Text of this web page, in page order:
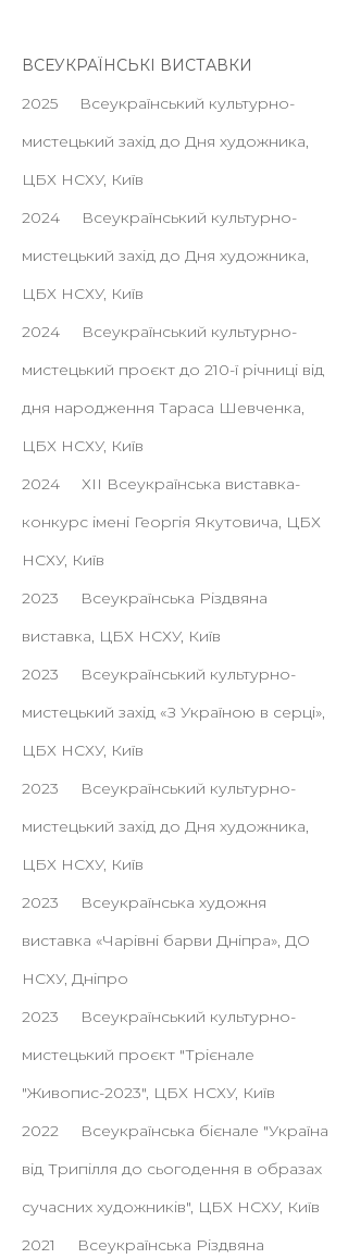
ВСЕУКРАЇНСЬКІ ВИСТАВКИ
2025 Всеукраїнський культурно-
мистецький захід до Дня художника,
ЦБХ НСХУ, Київ​
2024 Всеукраїнський культурно-
мистецький захід до Дня художника,
ЦБХ НСХУ, Київ
2024 Всеукраїнський культурно-
мистецький проєкт до 210-ї річниці від
дня народження Тараса Шевченка,
ЦБХ НСХУ, Київ
2024 ХІІ Всеукраїнська виставка-
конкурс імені Георгія Якутовича, ЦБХ
НСХУ, Київ
2023 Всеукраїнська Різдвяна
виставка, ЦБХ НСХУ, Київ
2023 Всеукраїнський культурно-
мистецький захід «З Україною в серці»,
ЦБХ НСХУ, Київ
2023 Всеукраїнський культурно-
мистецький захід до Дня художника,
ЦБХ НСХУ, Київ
2023 Всеукраїнська художня
виставка «Чарівні барви Дніпра», ДО
НСХУ, Дніпро
2023 Всеукраїнський культурно-
мистецький проєкт "Трієнале
"Живопис-2023", ЦБХ НСХУ, Київ
2022 Всеукраїнська бієнале "Україна
від Трипілля до сьогодення в образах
сучасних художників", ЦБХ НСХУ, Київ
2021 Всеукраїнська Різдвяна